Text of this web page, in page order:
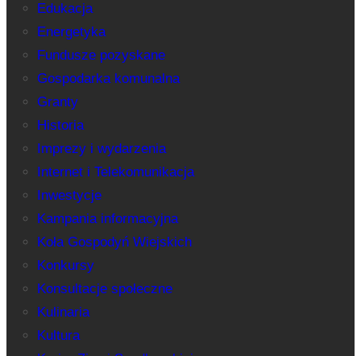
Edukacja
Energetyka
Fundusze pozyskane
Gospodarka komunalna
Granty
Historia
Imprezy i wydarzenia
Internet i Telekomunikacja
Inwestycje
Kampania informacyjna
Koła Gospodyń Wiejskich
Konkursy
Konsultacje społeczne
Kulinaria
Kultura